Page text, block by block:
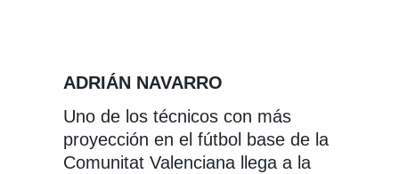
ADRIÁN NAVARRO
Uno de los técnicos con más
proyección en el fútbol base de la
Comunitat Valenciana llega a la